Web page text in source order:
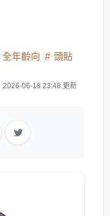
全年齡向 頭貼
2026-06-18 23:48 更新